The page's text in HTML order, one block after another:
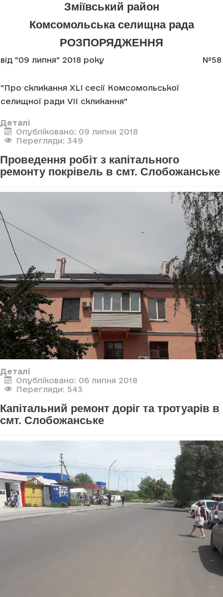
Зміївський район
Комсомольська селищна рада
РОЗПОРЯДЖЕННЯ
від "09 липня" 2018 року №58
"Про скликання XLI сесії Комсомольської
селищної ради VII скликання"
Деталі
Опубліковано: 09 липня 2018
Перегляди: 349
Проведення робіт з капітального
ремонту покрівель в смт. Слобожанське
Деталі
Опубліковано: 06 липня 2018
Перегляди: 543
Капітальний ремонт доріг та тротуарів в
смт. Слобожанське